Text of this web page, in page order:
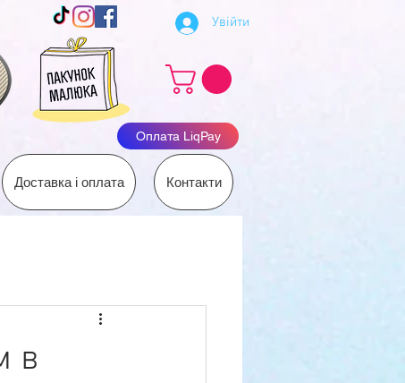
Увійти
Оплата LiqPay
Доставка і оплата Контакти
в